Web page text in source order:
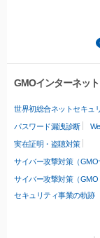
GMOインターネッ
世界初総合ネットセキュ
パスワード漏洩診断
実在証明・盗聴対策
サイバー攻撃対策（GMO
サイバー攻撃対策（GMO
セキュリティ事業の軌跡